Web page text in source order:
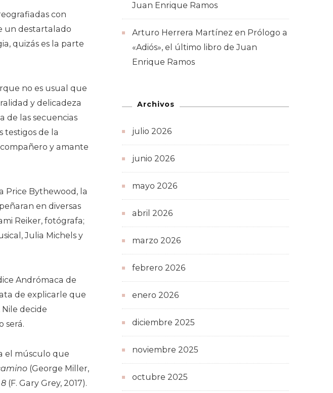
con
un destartalado
quizás es la parte
no es usual que
y delicadeza
de las secuencias
testigos de la
y amante
Price Bythewood, la
en diversas
Reiker, fotógrafa;
Julia Michels y
Andrómaca de
de explicarle que
Nile decide
será.
el músculo que
(George Miller,
(F. Gary Grey, 2017).
Juan Enrique Ramos
Arturo Herrera Martínez en Prólogo a
«Adiós», el último libro de Juan
Enrique Ramos
Archivos
julio 2026
junio 2026
mayo 2026
abril 2026
marzo 2026
febrero 2026
enero 2026
diciembre 2025
noviembre 2025
octubre 2025